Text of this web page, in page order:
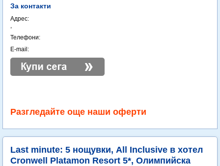
За контакти
Адрес:
,
Телефони:
E-mail:
Разгледайте още наши оферти
Last minute: 5 нощувки, All Inclusive в хотел
Cronwell Platamon Resort 5*, Олимпийска